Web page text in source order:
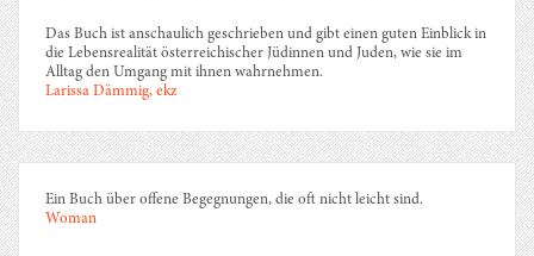
Das Buch ist anschaulich geschrieben und gibt einen guten Einblick in
die Lebensrealität österreichischer Jüdinnen und Juden, wie sie im
Alltag den Umgang mit ihnen wahrnehmen.
Larissa Dämmig, ekz
Ein Buch über offene Begegnungen, die oft nicht leicht sind.
Woman